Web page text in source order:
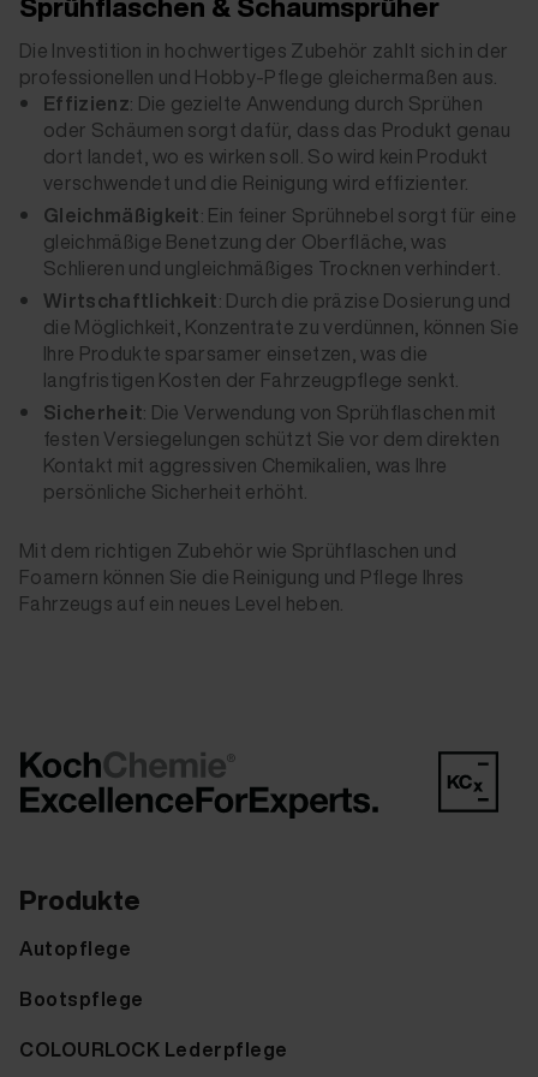
Sprühflaschen & Schaumsprüher
Die Investition in hochwertiges Zubehör zahlt sich in der
professionellen und Hobby-Pflege gleichermaßen aus.
Effizienz: Die gezielte Anwendung durch Sprühen
oder Schäumen sorgt dafür, dass das Produkt genau
dort landet, wo es wirken soll. So wird kein Produkt
verschwendet und die Reinigung wird effizienter.
Gleichmäßigkeit: Ein feiner Sprühnebel sorgt für eine
gleichmäßige Benetzung der Oberfläche, was
Schlieren und ungleichmäßiges Trocknen verhindert.
Wirtschaftlichkeit: Durch die präzise Dosierung und
die Möglichkeit, Konzentrate zu verdünnen, können Sie
Ihre Produkte sparsamer einsetzen, was die
langfristigen Kosten der Fahrzeugpflege senkt.
Sicherheit: Die Verwendung von Sprühflaschen mit
festen Versiegelungen schützt Sie vor dem direkten
Kontakt mit aggressiven Chemikalien, was Ihre
persönliche Sicherheit erhöht.
Mit dem richtigen Zubehör wie Sprühflaschen und
Foamern können Sie die Reinigung und Pflege Ihres
Fahrzeugs auf ein neues Level heben.
Produkte
Autopflege
Bootspflege
COLOURLOCK Lederpflege